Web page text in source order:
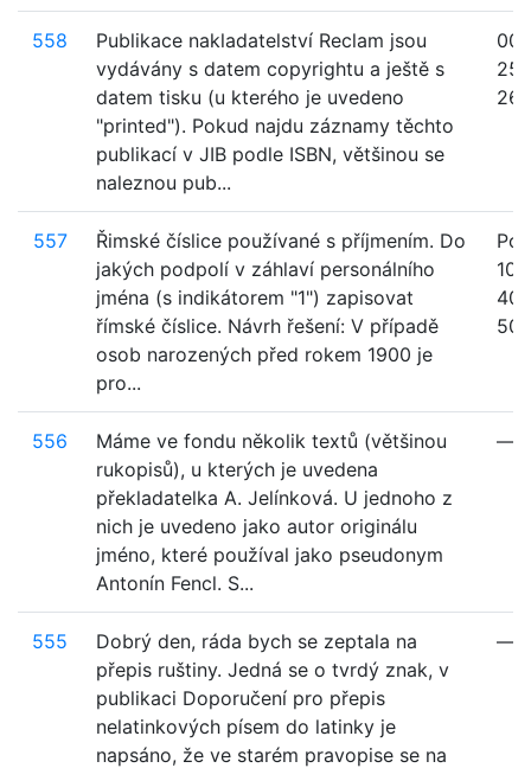
558
Publikace nakladatelství Reclam jsou
vydávány s datem copyrightu a ještě s
datem tisku (u kterého je uvedeno
"printed"). Pokud najdu záznamy těchto
publikací v JIB podle ISBN, většinou se
naleznou pub...
260
557
Řimské číslice používané s příjmením. Do
jakých podpolí v záhlaví personálního
jména (s indikátorem "1") zapisovat
římské číslice. Návrh řešení: V případě
osob narozených před rokem 1900 je
pro...
556
Máme ve fondu několik textů (většinou
rukopisů), u kterých je uvedena
překladatelka A. Jelínková. U jednoho z
nich je uvedeno jako autor originálu
jméno, které používal jako pseudonym
Antonín Fencl. S...
—
555
Dobrý den, ráda bych se zeptala na
přepis ruštiny. Jedná se o tvrdý znak, v
publikaci Doporučení pro přepis
nelatinkových písem do latinky je
napsáno, že ve starém pravopise se na
—